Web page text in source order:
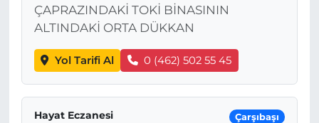
ÇAPRAZINDAKİ TOKİ BİNASININ
ALTINDAKİ ORTA DÜKKAN
Yol Tarifi Al 0 (462) 502 55 45
Hayat Eczanesi Çarşıbaşı